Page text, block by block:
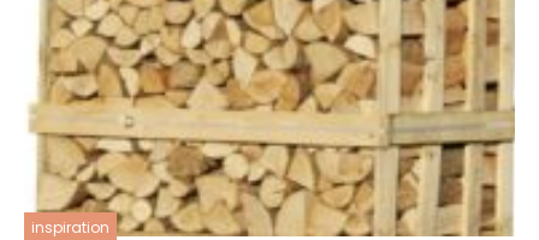
inspiration